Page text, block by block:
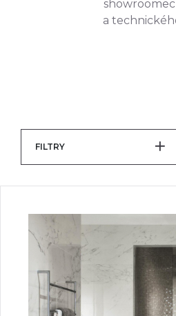
a
FILTRY
BETON
DŘEVO
MRAMOR
VINTAGE
PODROBNÉ FILTRY